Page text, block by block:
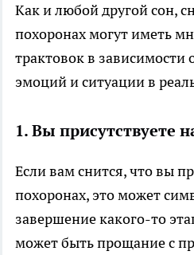
Как и любой другой сон,
похоронах могут иметь
трактовок в зависимости
эмоций и ситуации в
1.Вы присутствуете
Если вам снится, что вы
похоронах, это может
завершение какого-то
может быть прощание с